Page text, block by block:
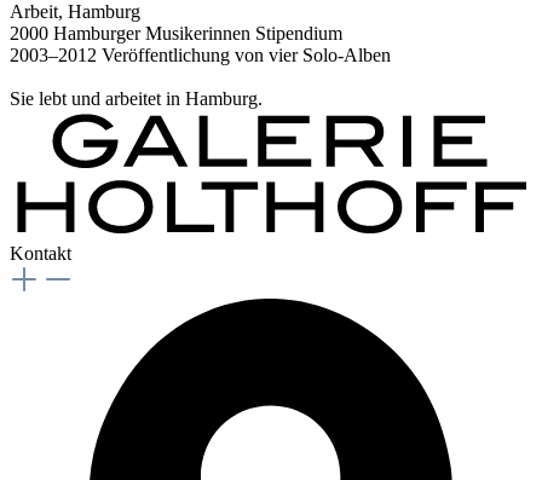
Arbeit, Hamburg
2000 Hamburger Musikerinnen Stipendium
2003–2012 Veröffentlichung von vier Solo-Alben
Sie lebt und arbeitet in Hamburg.
Kontakt